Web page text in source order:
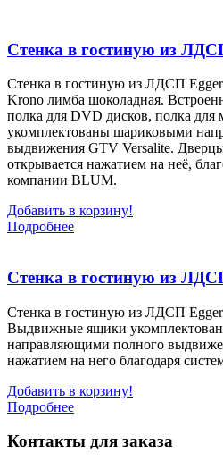
Стенка в гостиную из
Стенка в гостиную из ЛДСП
Krono лимба шоколадная.
полка для DVD дисков, полка
укомплектованы шариковыми
выдвижения GTV Versalite.
открывается нажатием на неё,
компании BLUM.
Добавить в корзину!
Подробнее
Стенка в гостиную из
Стенка в гостиную из ЛДСП
Выдвижные ящики
направляющими полного
нажатием на него благодаря
Добавить в корзину!
Подробнее
Контакты для заказа